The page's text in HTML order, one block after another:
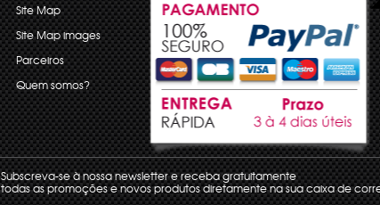
Site Map
Site Map images
Parceiros
Quem somos?
Subscreva-se à nossa newsletter e receba gratuitamente
todas as promoções e novos produtos diretamente na sua caixa de